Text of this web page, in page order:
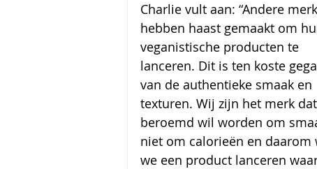
Charlie vult aan: “Andere
hebben haast gemaakt om
veganistische producten te
lanceren. Dit is ten koste
van de authentieke smaak en
texturen. Wij zijn het merk dat
beroemd wil worden om
niet om calorieën en daarom
we een product lanceren